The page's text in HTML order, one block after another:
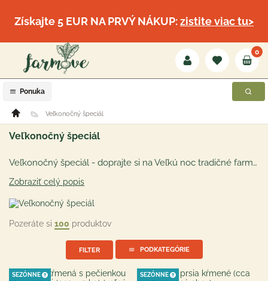
Získajte 5 EUR NA PRVÝ NÁKUP:zistite viac tu>
Ponuka
0
Veľkonočný špeciál
Veľkonočný špeciál
Veľkonočný špeciál - doprajte si na Veľkú noc tradičné farmárske potraviny priamo od lokálnych malovýrobcov a farmárov. Ochutnajte obľúbené syry či tradičné mäsové výrobky bez "é-čok". Dobrú chuť a príjemné sviatky!
Zobraziť celý popis
Pozeráte si 100 produktov
FILTER PODKATEGÓRIE
SEZÓNNE SEZÓNNE